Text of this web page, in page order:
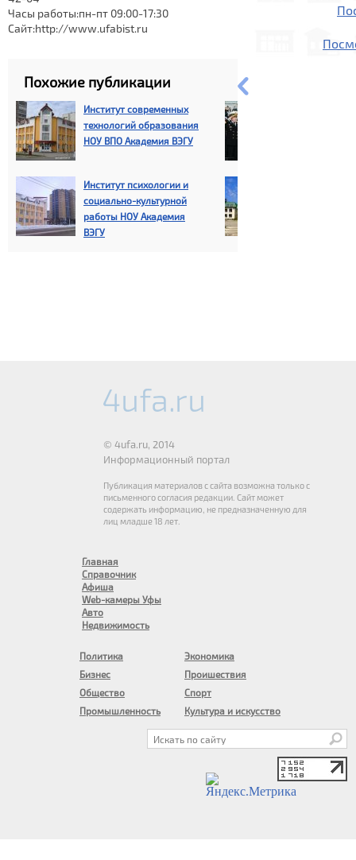
Часы работы:пн-пт 09:00-17:30
Сайт:http://www.ufabist.ru
Похожие публикации
Институт современных
технологий образования
НОУ ВПО Академия ВЭГУ
Институт психологии и
социально-культурной
работы НОУ Академия
ВЭГУ
© 4ufa.ru, 2014
Информационный портал
Публикация материалов с сайта возможна только с
письменного согласия редакции. Сайт может
содержать информацию, не предназначенную для
лиц младше 18 лет.
Главная
Справочник
Афиша
Web-камеры Уфы
Авто
Недвижимость
Политика
Бизнес
Общество
Промышленность
Экономика
Проишествия
Спорт
Культура и искусство